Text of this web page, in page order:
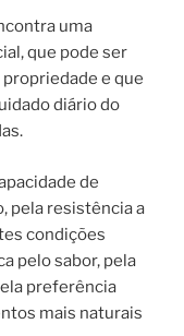
uma
que pode ser
e que
diário do
de
pela resistência a
condições
pelo sabor, pela
preferência
mais naturais